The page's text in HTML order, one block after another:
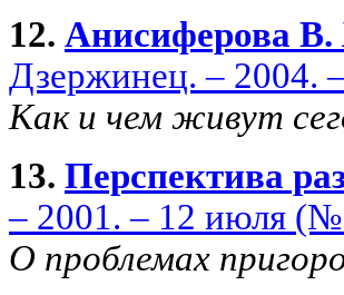
12. Анисиферова В.
Дзержинец. – 2004.
Как и чем живут
13. Перспектива
– 2001. – 12 июля
О проблемах